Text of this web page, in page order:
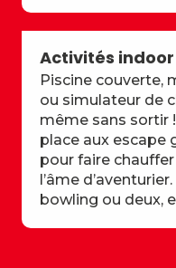
Activités indoor
Piscine couverte,
ou simulateur de
même sans sortir
place aux escape
pour faire
l’âme
bowling ou deux,